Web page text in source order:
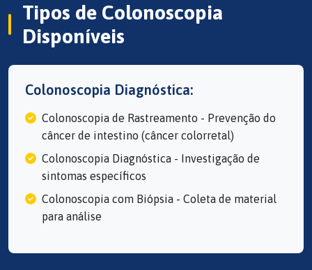
Tipos de Colonoscopia
Disponíveis
Colonoscopia Diagnóstica:
Colonoscopia de Rastreamento - Prevenção do
câncer de intestino (câncer colorretal)
Colonoscopia Diagnóstica - Investigação de
sintomas específicos
Colonoscopia com Biópsia - Coleta de material
para análise